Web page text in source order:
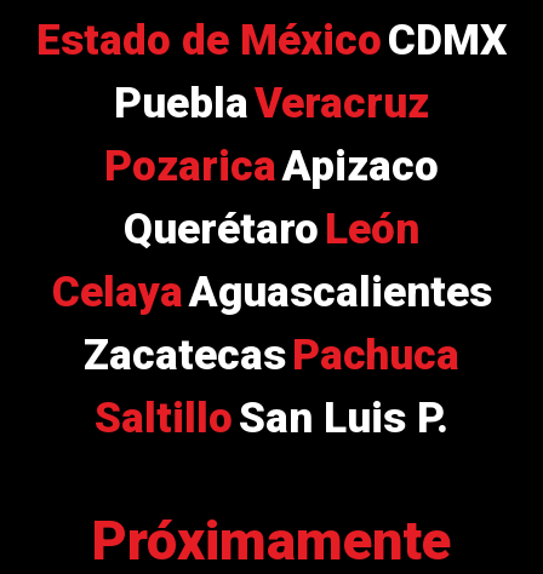
Estado de MéxicoCDMX
PueblaVeracruz
PozaricaApizaco
QuerétaroLeón
CelayaAguascalientes
ZacatecasPachuca
SaltilloSan Luis P.
Próximamente